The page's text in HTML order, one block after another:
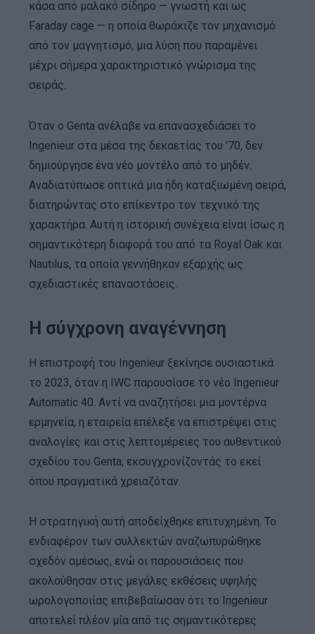
κάσα από μαλακό σίδηρο — γνωστή και ως
Faraday cage — η οποία θωράκιζε τον μηχανισμό
από τον μαγνητισμό, μια λύση που παραμένει
μέχρι σήμερα χαρακτηριστικό γνώρισμα της
σειράς.
Όταν ο Genta ανέλαβε να επανασχεδιάσει το
Ingenieur στα μέσα της δεκαετίας του ’70, δεν
δημιούργησε ένα νέο μοντέλο από το μηδέν.
Αναδιατύπωσε οπτικά μια ήδη καταξιωμένη σειρά,
διατηρώντας στο επίκεντρο τον τεχνικό της
χαρακτήρα. Αυτή η ιστορική συνέχεια είναι ίσως η
σημαντικότερη διαφορά του από τα Royal Oak και
Nautilus, τα οποία γεννήθηκαν εξαρχής ως
σχεδιαστικές επαναστάσεις.
Η σύγχρονη αναγέννηση
Η επιστροφή του Ingenieur ξεκίνησε ουσιαστικά
το 2023, όταν η IWC παρουσίασε το νέο Ingenieur
Automatic 40. Αντί να αναζητήσει μια μοντέρνα
ερμηνεία, η εταιρεία επέλεξε να επιστρέψει στις
αναλογίες και στις λεπτομέρειες του αυθεντικού
σχεδίου του Genta, εκσυγχρονίζοντάς το εκεί
όπου πραγματικά χρειαζόταν.
Η στρατηγική αυτή αποδείχθηκε επιτυχημένη. Το
ενδιαφέρον των συλλεκτών αναζωπυρώθηκε
σχεδόν αμέσως, ενώ οι παρουσιάσεις που
ακολούθησαν στις μεγάλες εκθέσεις υψηλής
ωρολογοποιίας επιβεβαίωσαν ότι το Ingenieur
αποτελεί πλέον μία από τις σημαντικότερες